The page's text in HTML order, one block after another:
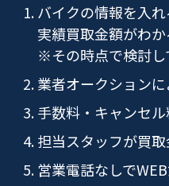
バイクの情報を入
実績買取金額がわか
※その時点で検討し
業者オークション
手数料・キャンセ
担当スタッフが買
営業電話なしで